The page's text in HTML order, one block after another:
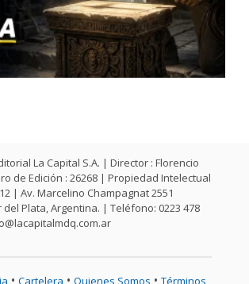
La Capital S.A. | Director : Florencio
de Edición : 26268 | Propiedad Intelectual
| Av. Marcelino Champagnat 2551
del Plata, Argentina. | Teléfono: 0223 478
• Cartelera • Quienes Somos • Términos